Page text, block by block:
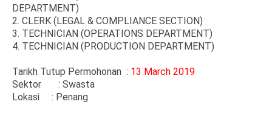
DEPARTMENT)
2. CLERK (LEGAL & COMPLIANCE SECTION)
3. TECHNICIAN (OPERATIONS DEPARTMENT)
4. TECHNICIAN (PRODUCTION DEPARTMENT)
Tarikh Tutup Permohonan : 13 March 2019
Sektor
: Swasta
Lokasi
: Penang